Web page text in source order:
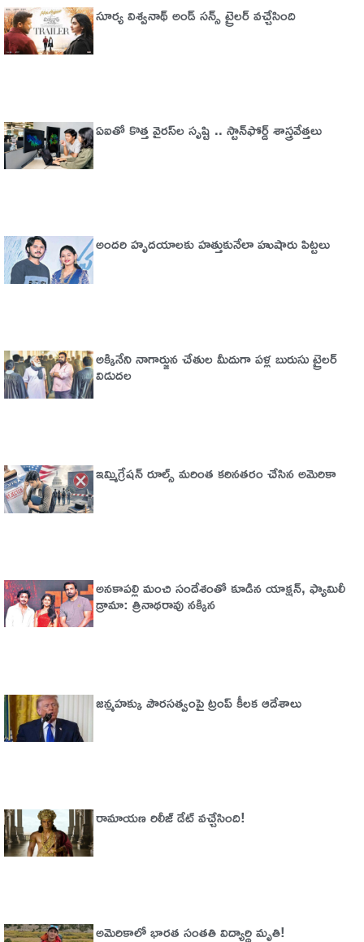
సూర్య విశ్వనాథ్ అండ్ సన్స్ ట్రైలర్ వచ్చేసింది
ఏఐతో కొత్త వైరస్‌ల సృష్టి .. స్టాన్‌ఫోర్డ్‌ శాస్త్రవేత్తలు
అందరి హృదయాలకు హత్తుకునేలా హుషారు పిట్టలు
అక్కినేని నాగార్జున చేతుల మీదుగా పళ్ల బురుసు ట్రైలర్‌
విడుదల
ఇమ్మిగ్రేషన్‌ రూల్స్‌ మరింత కఠినతరం చేసిన అమెరికా
అనకాపల్లి మంచి సందేశంతో కూడిన యాక్షన్, ఫ్యామిలీ
డ్రామా: త్రినాథరావు నక్కిన
జన్మహక్కు పౌరసత్వంపై ట్రంప్ కీలక ఆదేశాలు
రామాయణ రిలీజ్ డేట్ వచ్చేసింది!
అమెరికాలో భార‌త సంత‌తి విద్యార్థి మృతి!